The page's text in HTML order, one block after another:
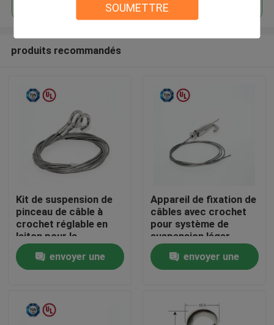
SOUMETTRE
Maison
produits recommandés
Kit de suspension de
pinceau de câble à
crochet réglable en
laiton pour la
suspension de
peintureenvoyer une
Appareil de fixation de
câbles avec crochet
pour système de
suspension léger
envoyer une